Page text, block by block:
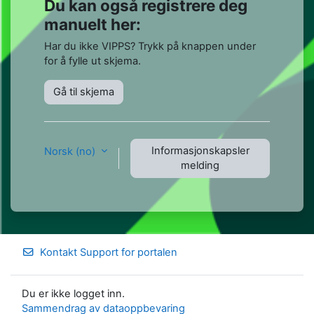
Du kan også registrere deg
manuelt her:
Har du ikke VIPPS? Trykk på knappen under
for å fylle ut skjema.
Gå til skjema
Norsk ‎(no)‎
Informasjonskapsler
melding
Kontakt Support for portalen
Du er ikke logget inn.
Sammendrag av dataoppbevaring